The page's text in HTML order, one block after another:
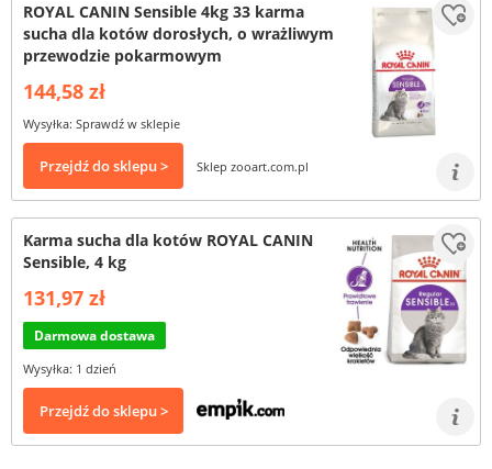
ROYAL CANIN Sensible 4kg 33 karma
sucha dla kotów dorosłych, o wrażliwym
przewodzie pokarmowym
144,58 zł
Wysyłka: Sprawdź w sklepie
Przejdź do sklepu > Sklep zooart.com.pl
Karma sucha dla kotów ROYAL CANIN
Sensible, 4 kg
131,97 zł
Darmowa dostawa
Wysyłka: 1 dzień
Przejdź do sklepu >